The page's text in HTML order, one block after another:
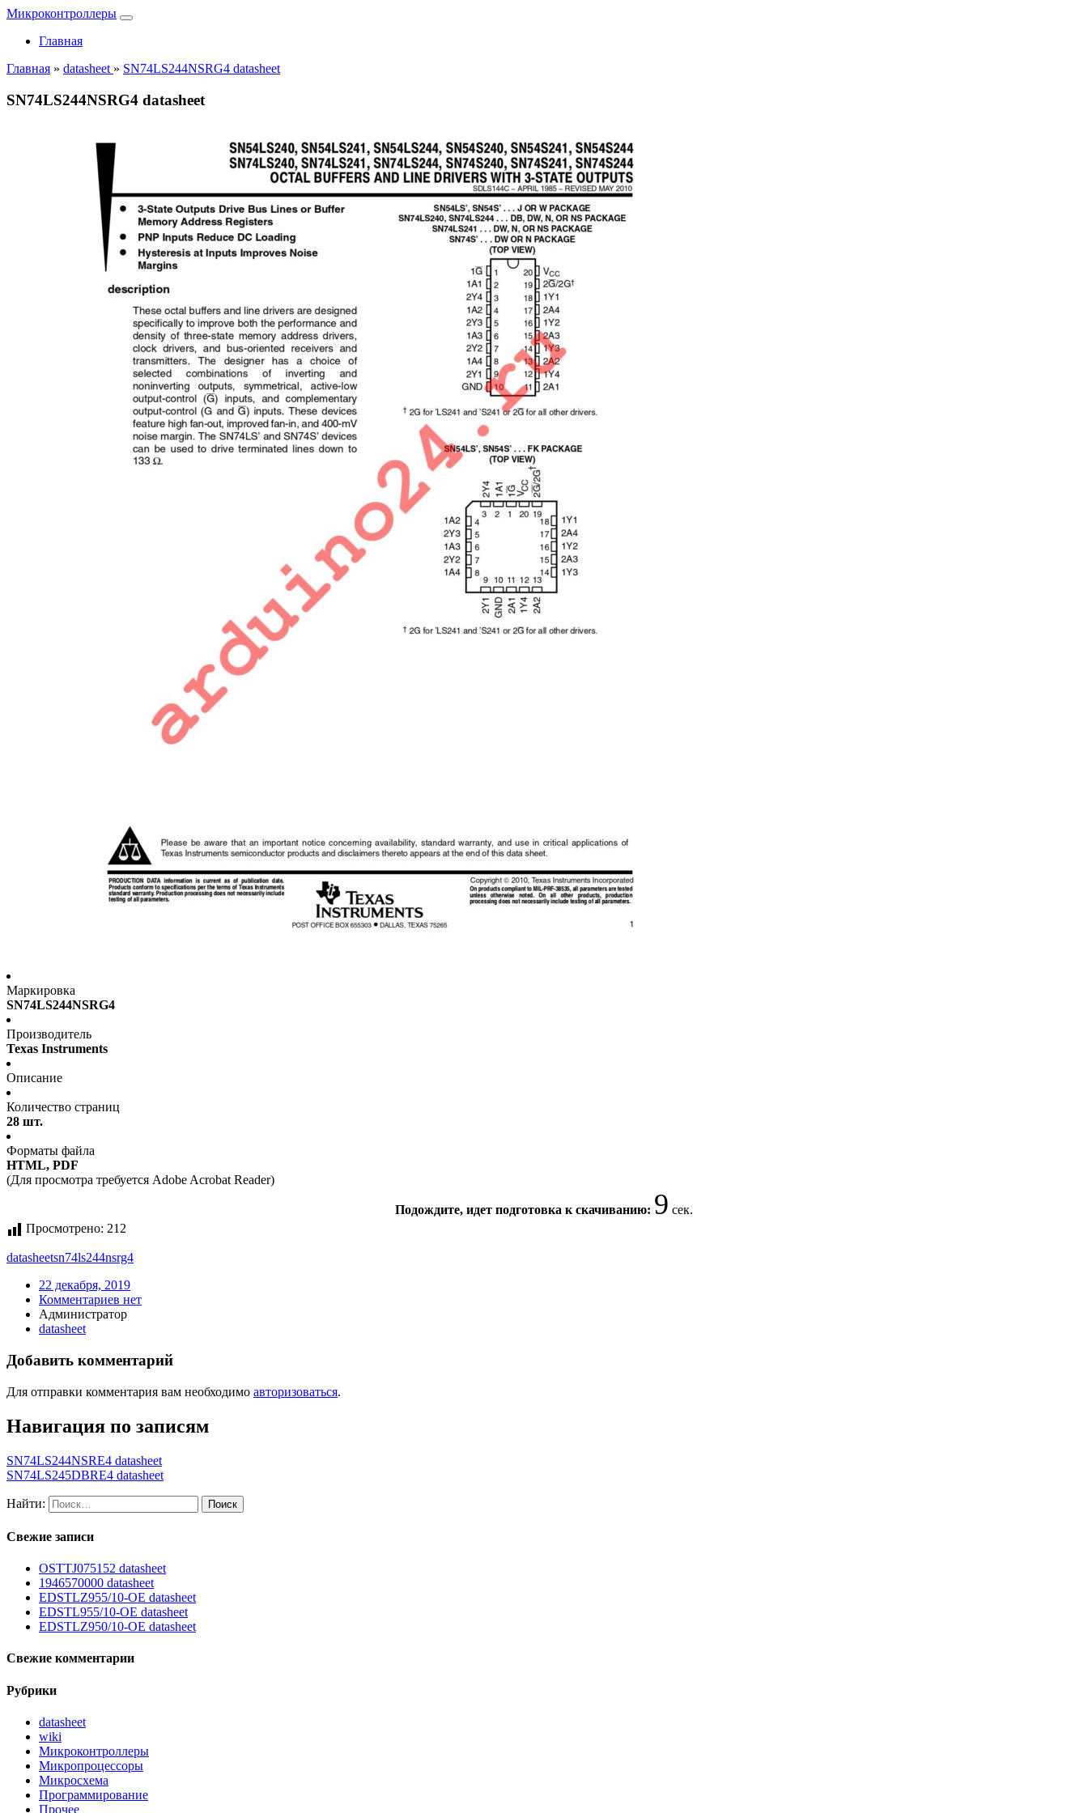
Микроконтроллеры
Главная
Главная » datasheet » SN74LS244NSRG4 datasheet
SN74LS244NSRG4 datasheet
Маркировка
SN74LS244NSRG4
Производитель
Texas Instruments
Описание
Количество страниц
28 шт.
Форматы файла
HTML, PDF
(Для просмотра требуется Adobe Acrobat Reader)
Подождите, идет подготовка к скачиванию: 8 сек.
Просмотрено: 212
datasheetsn74ls244nsrg4
22 декабря, 2019
Комментариев нет
Администратор
datasheet
Добавить комментарий
Для отправки комментария вам необходимо авторизоваться.
Навигация по записям
SN74LS244NSRE4 datasheet
SN74LS245DBRE4 datasheet
Найти:
Свежие записи
OSTTJ075152 datasheet
1946570000 datasheet
EDSTLZ955/10-OE datasheet
EDSTL955/10-OE datasheet
EDSTLZ950/10-OE datasheet
Свежие комментарии
Рубрики
datasheet
wiki
Микроконтроллеры
Микропроцессоры
Микросхема
Программирование
Прочее